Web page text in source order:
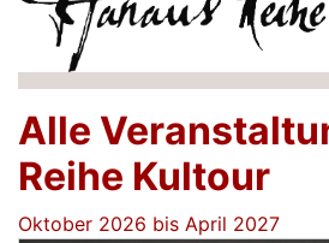
Alle
Reihe Kultour
Oktober 2026 bis April 2027